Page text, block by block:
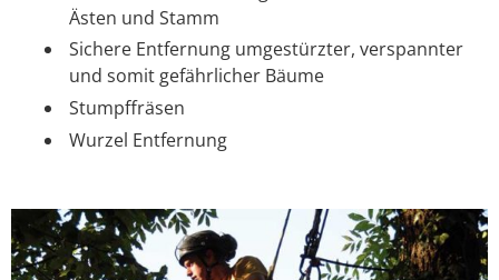
Ästen und Stamm
Sichere Entfernung umgestürzter, verspannter
und somit gefährlicher Bäume
Stumpffräsen
Wurzel Entfernung